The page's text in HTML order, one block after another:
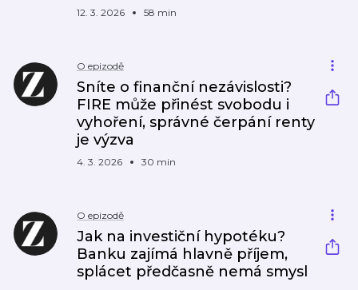
12. 3. 2026 58 min
O epizodě
Sníte o finanční nezávislosti?
FIRE může přinést svobodu i
vyhoření, správné čerpání renty
je výzva
4. 3. 2026 30 min
O epizodě
Jak na investiční hypotéku?
Banku zajímá hlavně příjem,
splácet předčasně nemá smysl